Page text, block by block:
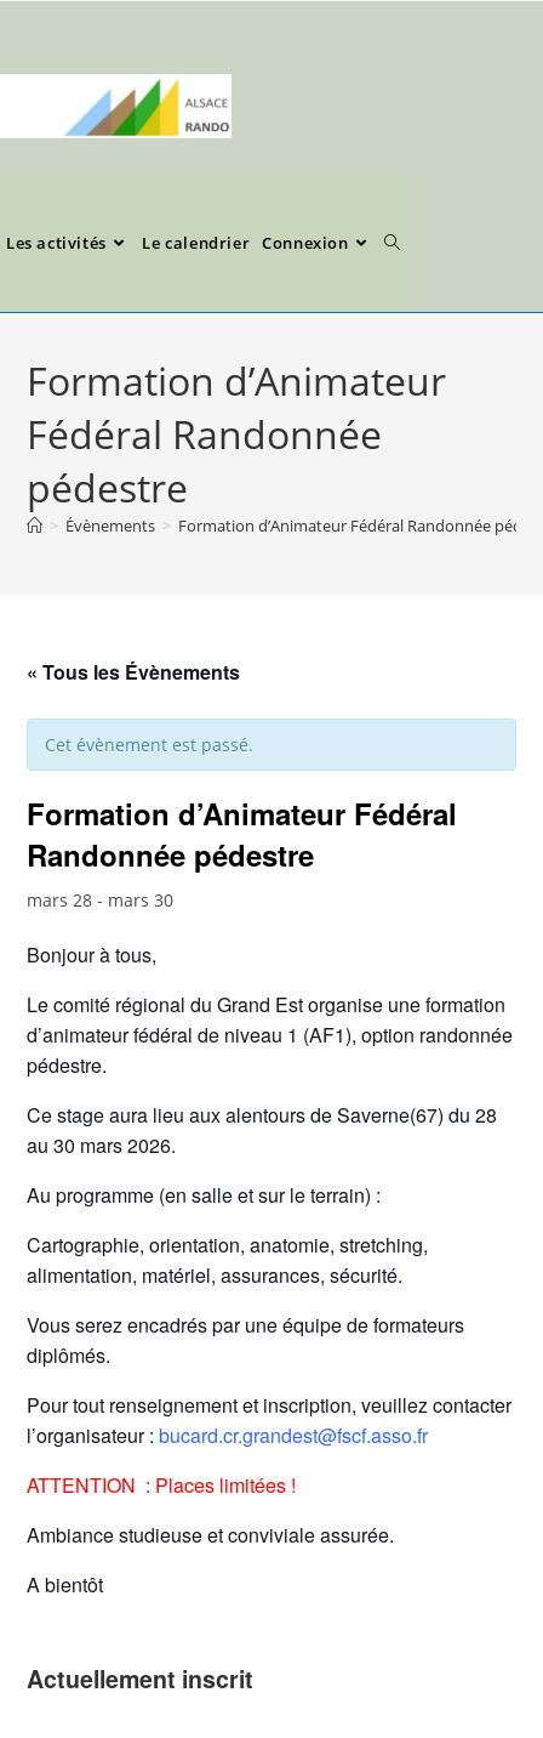
Les activités Le calendrier Connexion
Formation d’Animateur
Fédéral Randonnée
pédestre
> Évènements > Formation d’Animateur Fédéral Randonnée
« Tous les Évènements
Cet évènement est passé.
Formation d’Animateur Fédéral
Randonnée pédestre
mars 28 - mars 30
Bonjour à tous,
Le comité régional du Grand Est organise une formation
d’animateur fédéral de niveau 1 (AF1), option randonnée
pédestre.
Ce stage aura lieu aux alentours de Saverne(67) du 28
au 30 mars 2026.
Au programme (en salle et sur le terrain) :
Cartographie, orientation, anatomie, stretching,
alimentation, matériel, assurances, sécurité.
Vous serez encadrés par une équipe de formateurs
diplômés.
Pour tout renseignement et inscription, veuillez contacter
l’organisateur :bucard.cr.grandest@fscf.asso.fr
ATTENTION : Places limitées !
Ambiance studieuse et conviviale assurée.
A bientôt
Actuellement inscrit